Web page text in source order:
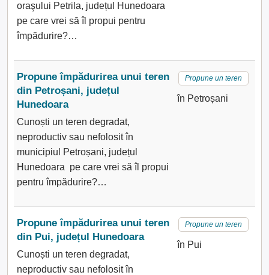
oraşului Petrila, județul Hunedoara
pe care vrei să îl propui pentru
împădurire?…
Propune împădurirea unui teren
din Petroșani, județul
Hunedoara
Cunoști un teren degradat,
neproductiv sau nefolosit în
municipiul Petroșani, județul
Hunedoara pe care vrei să îl propui
pentru împădurire?…
Propune un teren
în Petroșani
Propune împădurirea unui teren
din Pui, județul Hunedoara
Cunoști un teren degradat,
neproductiv sau nefolosit în
Propune un teren
în Pui